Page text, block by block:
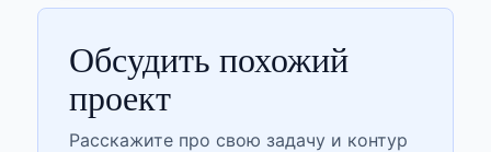
Обсудить похожий
проект
Расскажите про свою задачу и контур